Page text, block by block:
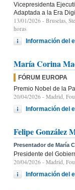
Vicepresidenta
Adaptada a la Era
13/01/2026 - Bruselas,
horas
Información del
María Corina
FÓRUM EUROPA
Premio Nobel de la
20/04/2026 - Madrid,
Información del
Felipe González
Presentador de María
Presidente del
20/04/2026 - Madrid,
Información del